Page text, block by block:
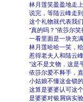
林月莲笑盈盈地走
说完，等陆云峰走
这个礼物就代表我
“真的吗？”依莎尔
一看里面是一块充
林月莲哈哈一笑，
惹得老夫人和陆云
“这不是文物，这是
依莎尔爱不释手，
小姑娘不懂这金锁
这算是婆婆认可这
是婆婆对银屑病实